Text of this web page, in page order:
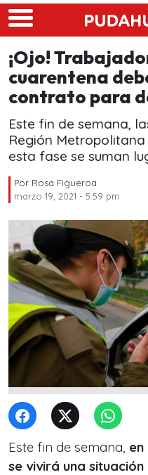
Skip to main content
¡Ojo!
cuarentena
contrato para
Este fin de semana,
Región
esta fase se suman
Por Rosa Figueroa
marzo 19, 2021 - 5:59 pm
Este fin de semana,
se vivirá una